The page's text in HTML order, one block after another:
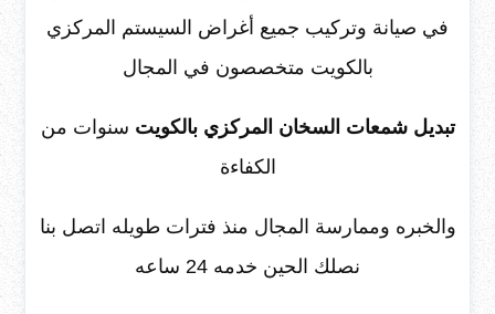
في صيانة وتركيب جميع أغراض السيستم المركزي
بالكويت متخصصون في المجال
تبديل شمعات السخان المركزي بالكويت سنوات من
الكفاءة
والخبره وممارسة المجال منذ فترات طويله اتصل بنا
نصلك الحين خدمه 24 ساعه